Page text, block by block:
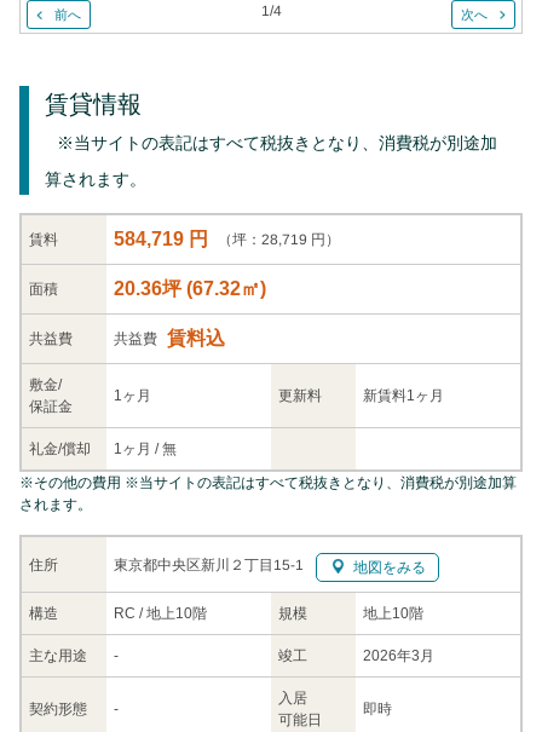
前へ 1/4 次へ
賃貸情報
※当サイトの表記はすべて税抜きとなり、消費税が別途加
算されます。
賃料 584,719 円 （坪：28,719 円）
面積 20.36坪(67.32㎡)
共益費 共益費 賃料込
敷金/
保証金
1ヶ月 更新料 新賃料1ヶ月
礼金/償却 1ヶ月 /無
住所 東京都中央区新川２丁目15-1 地図をみる
構造 RC / 地上10階 規模 地上10階
主な用途 - 竣工 2026年3月
契約形態 -
入居
可能日
即時
※その他の費用 ※当サイトの表記はすべて税抜きとなり、消費税が別途加算
されます。